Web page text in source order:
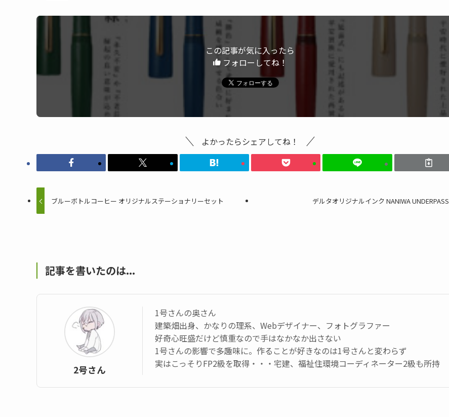
この記事が気に入ったら
フォローしてね！
よかったらシェアしてね！
ブルーボトルコーヒー オリジナルステーショナリーセット デルタオリジナルインク NANIWA UNDERPASS
記事を書いたのは...
2号さん
1号さんの奥さん
建築畑出身、かなりの理系、Webデザイナー、フォトグラファー
好奇心旺盛だけど慎重なので手はなかなか出さない
1号さんの影響で多趣味に。作ることが好きなのは1号さんと変わらず
実はこっそりFP2級を取得・・・宅建、福祉住環境コーディネーター2級も所持